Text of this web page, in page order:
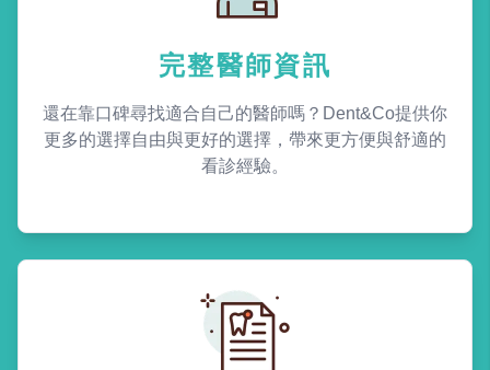
完整醫師資訊
還在靠口碑尋找適合自己的醫師嗎？Dent&Co提供你
更多的選擇自由與更好的選擇，帶來更方便與舒適的
看診經驗。